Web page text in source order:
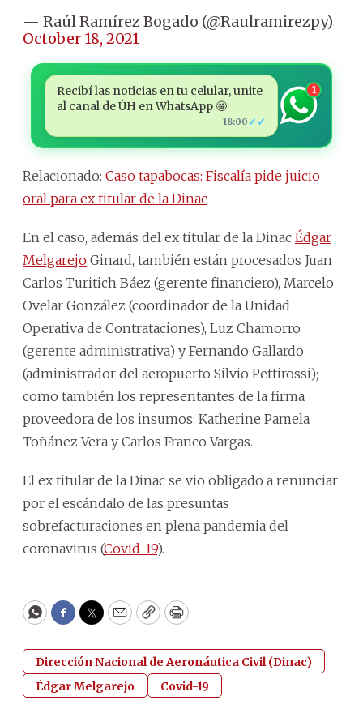
— Raúl Ramírez Bogado (@Raulramirezpy)
October 18, 2021
Recibí las noticias en tu celular, unite
al canal de ÚH en WhatsApp 🤩
18:00 ✓✓
1
Relacionado: Caso tapabocas: Fiscalía pide juicio
oral para ex titular de la Dinac
En el caso, además del ex titular de la Dinac Édgar
Melgarejo Ginard, también están procesados Juan
Carlos Turitich Báez (gerente financiero), Marcelo
Ovelar González (coordinador de la Unidad
Operativa de Contrataciones), Luz Chamorro
(gerente administrativa) y Fernando Gallardo
(administrador del aeropuerto Silvio Pettirossi);
como también los representantes de la firma
proveedora de los insumos: Katherine Pamela
Toñánez Vera y Carlos Franco Vargas.
El ex titular de la Dinac se vio obligado a renunciar
por el escándalo de las presuntas
sobrefacturaciones en plena pandemia del
coronavirus (Covid-19).
WhatsApp
Facebook
Twitter
EmailCopyPrint
Dirección Nacional de Aeronáutica Civil (Dinac)
Édgar Melgarejo
Covid-19